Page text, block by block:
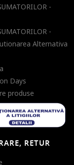
-
-
Alternativa
Days
produse
RETUR